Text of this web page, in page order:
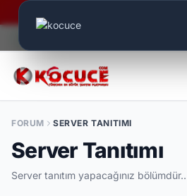
FORUM SERVER TANITIMI
Server Tanıtımı
Server tanıtım yapacağınız bölümdür..